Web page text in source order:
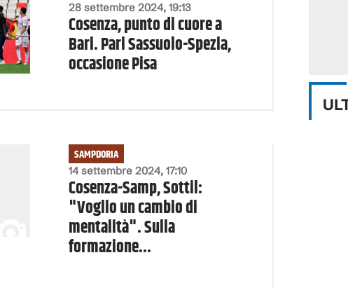
28 settembre 2024, 19:13
Cosenza, punto di cuore a
Bari. Pari Sassuolo-Spezia,
occasione Pisa
14 settembre 2024, 17:10
SAMPDORIA
Cosenza-Samp, Sottil:
"Voglio un cambio di
mentalità". Sulla
formazione...